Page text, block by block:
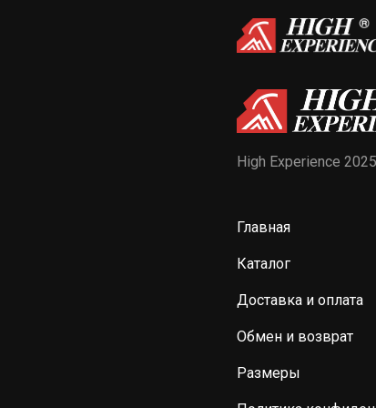
High Experience
Главная
Каталог
Доставка и оплата
Обмен и возврат
Размеры